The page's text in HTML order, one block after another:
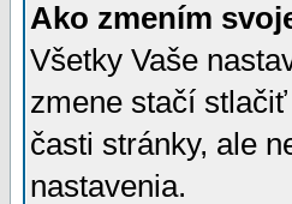
Ako zmením
Všetky Vaše
zmene stačí
časti stránky, ale
nastavenia.